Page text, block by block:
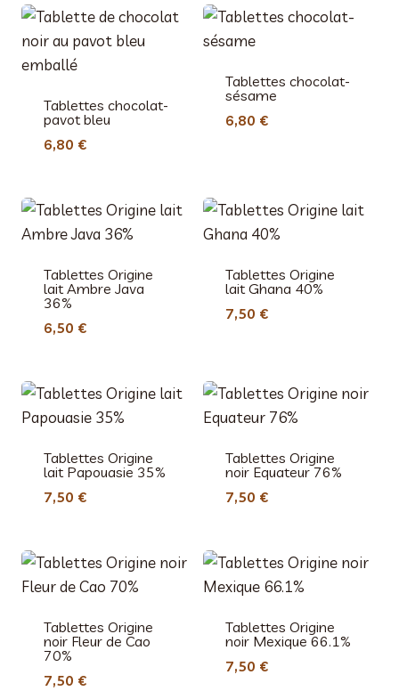
Tablettes chocolat-
pavot bleu
6,80 €
Tablettes chocolat-
sésame
6,80 €
Tablettes Origine
lait Ambre Java
36%
6,50 €
Tablettes Origine
lait Ghana 40%
7,50 €
Tablettes Origine
lait Papouasie 35%
7,50 €
Tablettes Origine
noir Equateur 76%
7,50 €
Tablettes Origine
noir Fleur de Cao
70%
7,50 €
Tablettes Origine
noir Mexique 66.1%
7,50 €